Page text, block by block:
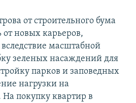
от строительного бума
новых карьеров,
масштабной
зеленых насаждений для
парков и заповедных
нагрузки на
покупку квартир в